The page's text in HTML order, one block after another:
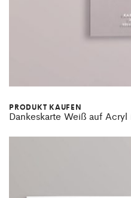
PRODUKT KAUFEN
Dankeskarte Weiß auf Acryl